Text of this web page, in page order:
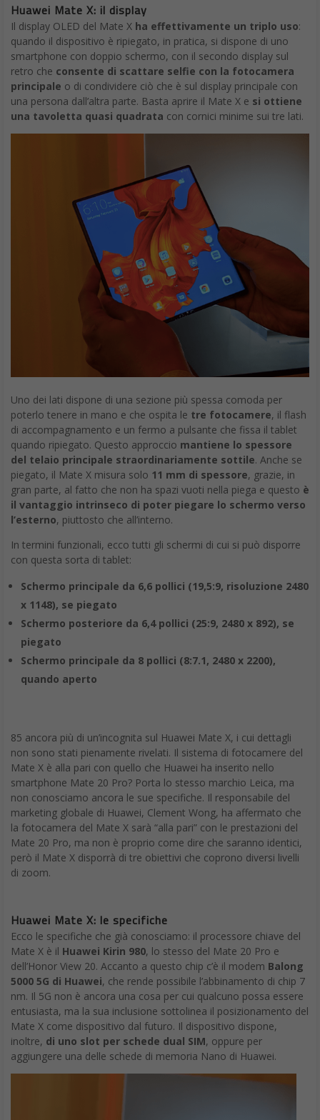
Huawei Mate X: il display
Il display OLED del Mate X ha effettivamente un triplo uso:
quando il dispositivo è ripiegato, in pratica, si dispone di uno
smartphone con doppio schermo, con il secondo display sul
retro che consente di scattare selfie con la fotocamera
principale o di condividere ciò che è sul display principale con
una persona dall’altra parte. Basta aprire il Mate X e si ottiene
una tavoletta quasi quadrata con cornici minime sui tre lati.
Uno dei lati dispone di una sezione più spessa comoda per
poterlo tenere in mano e che ospita le tre fotocamere, il flash
di accompagnamento e un fermo a pulsante che fissa il tablet
quando ripiegato. Questo approccio mantiene lo spessore
del telaio principale straordinariamente sottile. Anche se
piegato, il Mate X misura solo 11 mm di spessore, grazie, in
gran parte, al fatto che non ha spazi vuoti nella piega e questo è
il vantaggio intrinseco di poter piegare lo schermo verso
l’esterno, piuttosto che all’interno.
In termini funzionali, ecco tutti gli schermi di cui si può disporre
con questa sorta di tablet:
Schermo principale da 6,6 pollici (19,5:9, risoluzione 2480
x 1148), se piegato
Schermo posteriore da 6,4 pollici (25:9, 2480 x 892), se
piegato
Schermo principale da 8 pollici (8:7.1, 2480 x 2200),
quando aperto
85 ancora più di un’incognita sul Huawei Mate X, i cui dettagli
non sono stati pienamente rivelati. Il sistema di fotocamere del
Mate X è alla pari con quello che Huawei ha inserito nello
smartphone Mate 20 Pro? Porta lo stesso marchio Leica, ma
non conosciamo ancora le sue specifiche. Il responsabile del
marketing globale di Huawei, Clement Wong, ha affermato che
la fotocamera del Mate X sarà “alla pari” con le prestazioni del
Mate 20 Pro, ma non è proprio come dire che saranno identici,
però il Mate X disporrà di tre obiettivi che coprono diversi livelli
di zoom.
Huawei Mate X: le specifiche
Ecco le specifiche che già conosciamo: il processore chiave del
Mate X è il Huawei Kirin 980, lo stesso del Mate 20 Pro e
dell’Honor View 20. Accanto a questo chip c’è il modem Balong
5000 5G di Huawei, che rende possibile l’abbinamento di chip 7
nm. Il 5G non è ancora una cosa per cui qualcuno possa essere
entusiasta, ma la sua inclusione sottolinea il posizionamento del
Mate X come dispositivo dal futuro. Il dispositivo dispone,
inoltre, di uno slot per schede dual SIM, oppure per
aggiungere una delle schede di memoria Nano di Huawei.